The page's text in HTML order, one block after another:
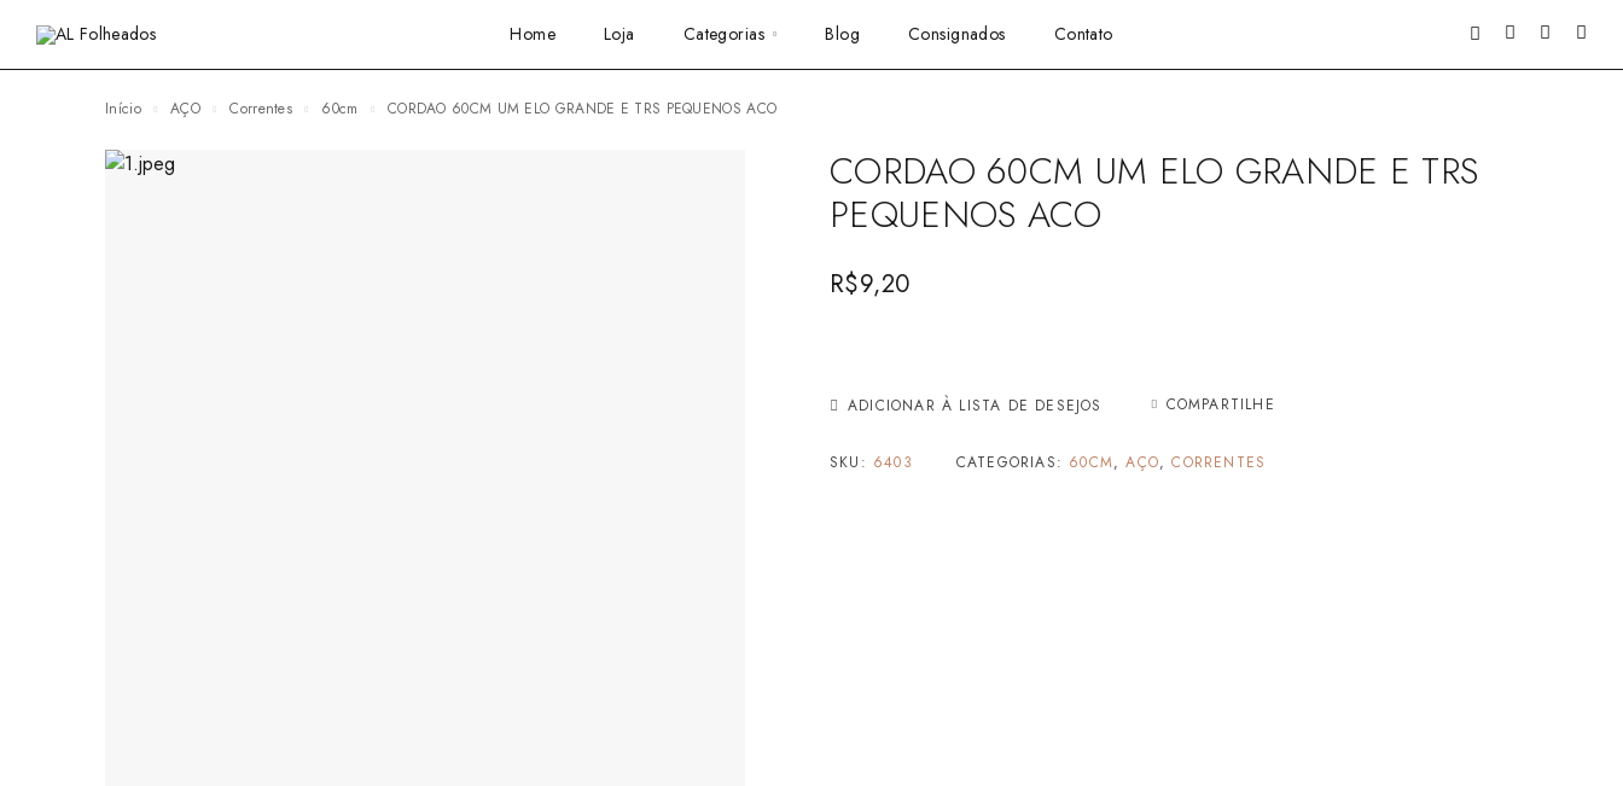
Home Loja Categorias Blog Consignados Contato
Início AÇO Correntes 60cm CORDAO 60CM UM ELO GRANDE E TRS PEQUENOS ACO
CORDAO 60CM UM ELO GRANDE E TRS
PEQUENOS ACO
R$9,20
ADICIONAR À LISTA DE DESEJOS COMPARTILHE
SKU: 6403 CATEGORIAS: 60CM,AÇO,CORRENTES